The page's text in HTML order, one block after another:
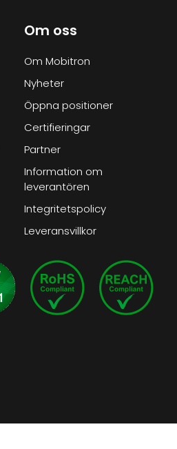
Om oss
Om Mobitron
Nyheter
Öppna positioner
Certifieringar
Partner
Information om
leverantören
Integritetspolicy
Leveransvillkor